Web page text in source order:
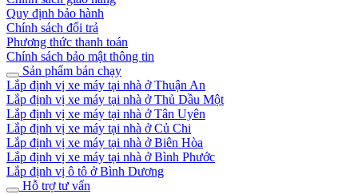
Quy định bảo hành
Chính sách đổi trả
Phương thức thanh toán
Chính sách bảo mật thông tin
Sản phẩm bán chạy
Lắp định vị xe máy tại nhà ở Thuận An
Lắp định vị xe máy tại nhà ở Thủ Dầu Một
Lắp định vị xe máy tại nhà ở Tân Uyên
Lắp định vị xe máy tại nhà ở Củ Chi
Lắp định vị xe máy tại nhà ở Biên Hòa
Lắp định vị xe máy tại nhà ở Bình Phước
Lắp định vị ô tô ở Bình Dương
Hỗ trợ tư vấn